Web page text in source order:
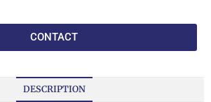
CONTACT
DESCRIPTION